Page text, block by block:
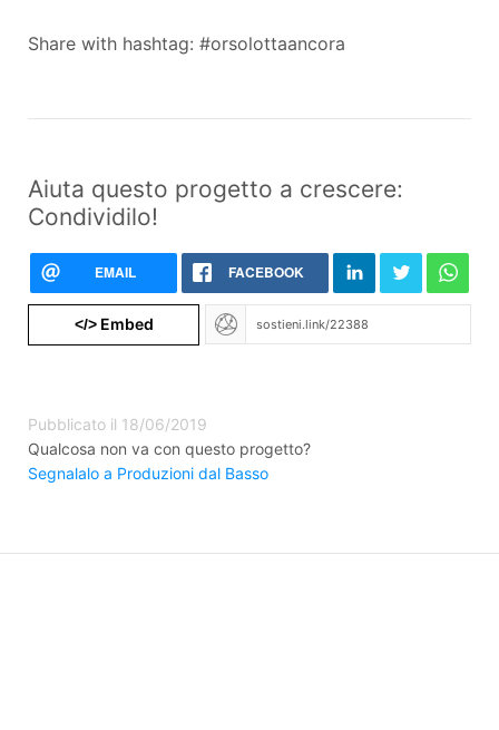
Share with hashtag: #orsolottaancora
Aiuta questo progetto a crescere:
Condividilo!
EMAIL FACEBOOK
</>Embed
Pubblicato il 18/06/2019
Qualcosa non va con questo progetto?
Segnalalo a Produzioni dal Basso